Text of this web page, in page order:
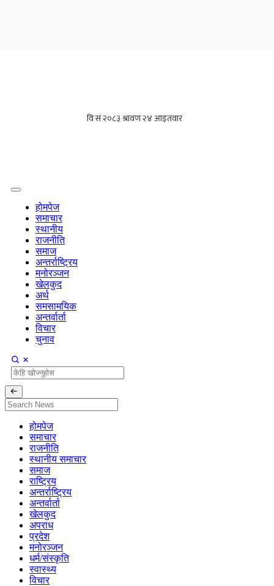
होमपेज
समाचार
स्थानीय
राजनीति
समाज
अन्तर्राष्ट्रिय
मनोरञ्जन
खेलकुद
अर्थ
समसामयिक
अन्तर्वार्ता
विचार
चुनाव
होमपेज
समाचार
राजनीति
स्थानीय समाचार
समाज
राष्ट्रिय
अन्तर्राष्ट्रिय
अन्तर्वार्ता
खेलकुद
अपराध
प्रदेश
मनोरञ्जन
धर्म/संस्कृति
स्वास्थ्य
विचार